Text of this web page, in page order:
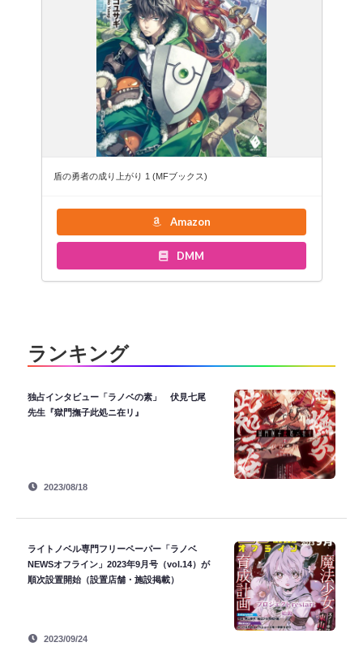
盾の勇者の成り上がり 1 (MFブックス)
Amazon
DMM
ランキング
独占インタビュー「ラノベの素」 伏見七尾
先生『獄門撫子此処ニ在リ』
2023/08/18
ライトノベル専門フリーペーパー「ラノベ
NEWSオフライン」2023年9月号（vol.14）が
順次設置開始（設置店舗・施設掲載）
2023/09/24